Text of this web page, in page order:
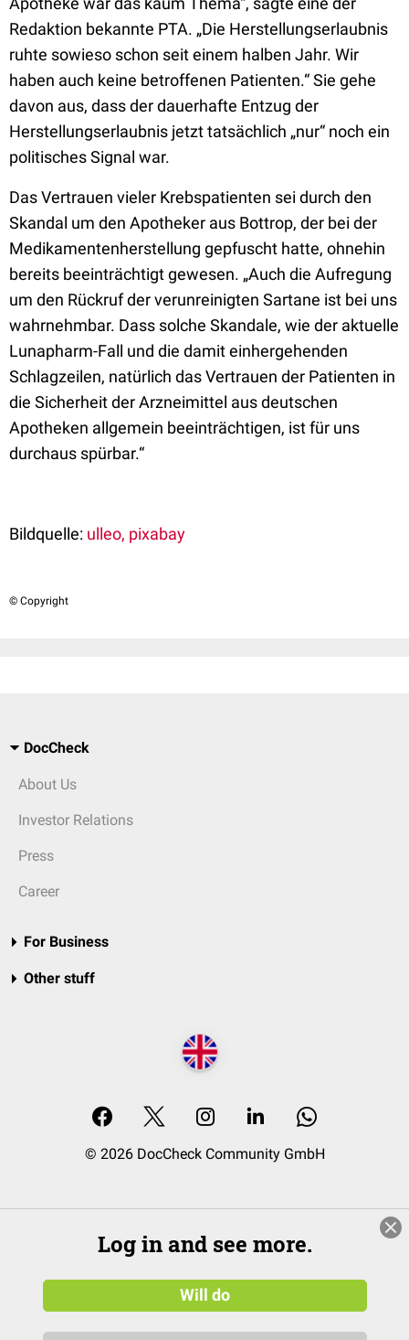
Redaktion bekannte PTA. „Die Herstellungserlaubnis
ruhte sowieso schon seit einem halben Jahr. Wir
haben auch keine betroffenen Patienten.“ Sie gehe
davon aus, dass der dauerhafte Entzug der
Herstellungserlaubnis jetzt tatsächlich „nur“ noch ein
politisches Signal war.
Das Vertrauen vieler Krebspatienten sei durch den
Skandal um den Apotheker aus Bottrop, der bei der
Medikamentenherstellung gepfuscht hatte, ohnehin
bereits beeinträchtigt gewesen. „Auch die Aufregung
um den Rückruf der verunreinigten Sartane ist bei uns
wahrnehmbar. Dass solche Skandale, wie der aktuelle
Lunapharm-Fall und die damit einhergehenden
Schlagzeilen, natürlich das Vertrauen der Patienten in
die Sicherheit der Arzneimittel aus deutschen
Apotheken allgemein beeinträchtigen, ist für uns
durchaus spürbar.“
Bildquelle: ulleo, pixabay
© Copyright
DocCheck
About Us
Investor Relations
Press
Career
For Business
Other stuff
© 2026 DocCheck Community GmbH
Log in and see more.
Will do